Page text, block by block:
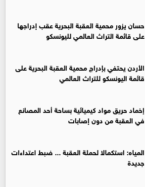
حسان يزور محمية العقبة البحرية عقب إدراجها
على قائمة التراث العالمي لليونسكو
الأردن يحتفي بإدراج محمية العقبة البحرية على
قائمة اليونسكو للتراث العالمي
إخماد حريق مواد كيميائية بساحة أحد المصانع
في العقبة من دون إصابات
المياه: استكمالا لحملة العقبة ... ضبط اعتداءات
جديدة